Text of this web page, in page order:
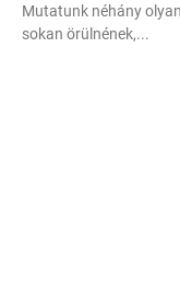
Mutatunk néhány
sokan örülnének,